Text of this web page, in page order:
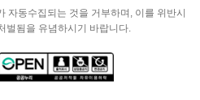
자동수집되는 것을 거부하며, 이를 위반시
벌됨을 유념하시기 바랍니다.